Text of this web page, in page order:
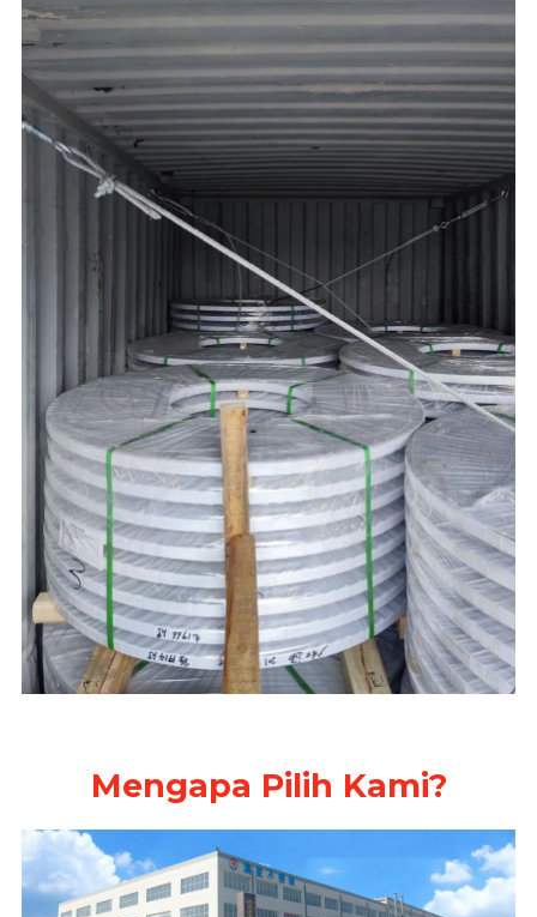
Mengapa Pilih Kami?